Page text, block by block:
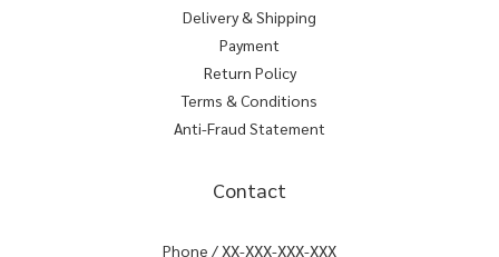
Delivery & Shipping
Payment
Return Policy
Terms & Conditions
Anti-Fraud Statement
Contact
Phone / XX-XXX-XXX-XXX